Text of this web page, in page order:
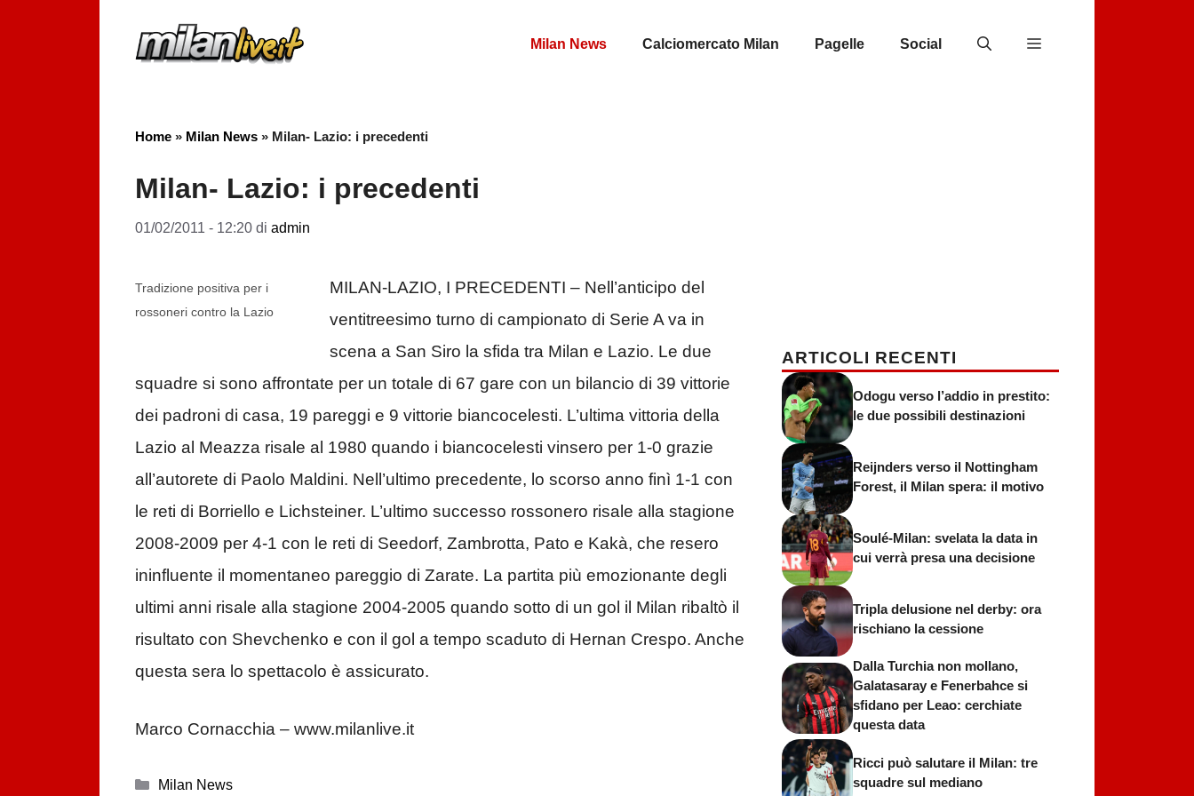
Milan News Calciomercato Milan Pagelle Social
Home » Milan News » Milan- Lazio: i precedenti
Milan- Lazio: i precedenti
01/02/2011 - 12:20 di admin
Tradizione positiva per i
rossoneri contro la Lazio
MILAN-LAZIO, I PRECEDENTI – Nell’anticipo del
ventitreesimo turno di campionato di Serie A va in
scena a San Siro la sfida tra Milan e Lazio. Le due
squadre si sono affrontate per un totale di 67 gare con un bilancio di 39 vittorie
dei padroni di casa, 19 pareggi e 9 vittorie biancocelesti. L’ultima vittoria della
Lazio al Meazza risale al 1980 quando i biancocelesti vinsero per 1-0 grazie
all’autorete di Paolo Maldini. Nell’ultimo precedente, lo scorso anno finì 1-1 con
le reti di Borriello e Lichsteiner. L’ultimo successo rossonero risale alla stagione
2008-2009 per 4-1 con le reti di Seedorf, Zambrotta, Pato e Kakà, che resero
ininfluente il momentaneo pareggio di Zarate. La partita più emozionante degli
ultimi anni risale alla stagione 2004-2005 quando sotto di un gol il Milan ribaltò il
risultato con Shevchenko e con il gol a tempo scaduto di Hernan Crespo. Anche
questa sera lo spettacolo è assicurato.
Marco Cornacchia – www.milanlive.it
Categorie
Milan News
ARTICOLI RECENTI
Odogu verso l’addio in prestito:
le due possibili destinazioni
Reijnders verso il Nottingham
Forest, il Milan spera: il motivo
Soulé-Milan: svelata la data in
cui verrà presa una decisione
Tripla delusione nel derby: ora
rischiano la cessione
Dalla Turchia non mollano,
Galatasaray e Fenerbahce si
sfidano per Leao: cerchiate
questa data
Ricci può salutare il Milan: tre
squadre sul mediano